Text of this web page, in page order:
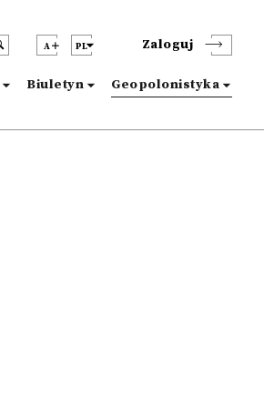
A PL Zaloguj
Biuletyn Geopolonistyka